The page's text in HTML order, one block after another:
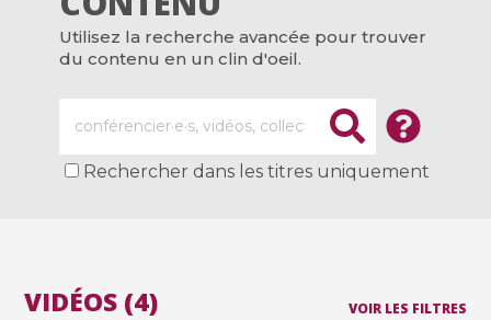
Utilisez la recherche avancée pour trouver
du contenu en un clin d'oeil.
Rechercher dans les titres uniquement
VOIR LES FILTRES
VIDÉOS (4)